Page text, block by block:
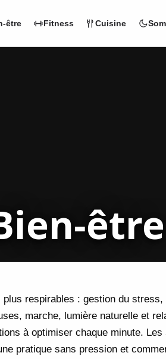
être Fitness Cuisine
être
respirables : gestion du
marche, lumière naturelle et
à optimiser chaque minute.
pratique sans pression et